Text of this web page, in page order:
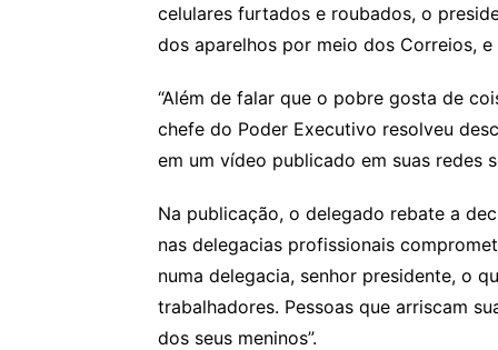
celulares furtados e roubados, o
dos aparelhos por meio dos Correios, e
“Além de falar que o pobre gosta de
chefe do Poder Executivo resolveu
em um vídeo publicado em suas redes
Na publicação, o delegado rebate a
nas delegacias profissionais
numa delegacia, senhor presidente, o
trabalhadores. Pessoas que arriscam
dos seus meninos”.